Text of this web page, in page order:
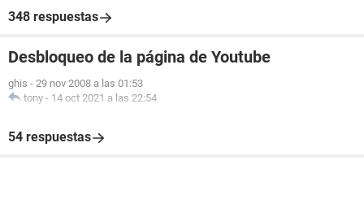
348 respuestas
Desbloqueo de la página de Youtube
ghis - 29 nov 2008 a las 01:53
tony - 14 oct 2021 a las 22:54
54 respuestas